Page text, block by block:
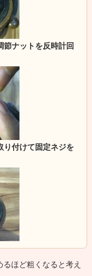
節ナットを反時計回
り付けて固定ネジを
ほど粗くなると考え